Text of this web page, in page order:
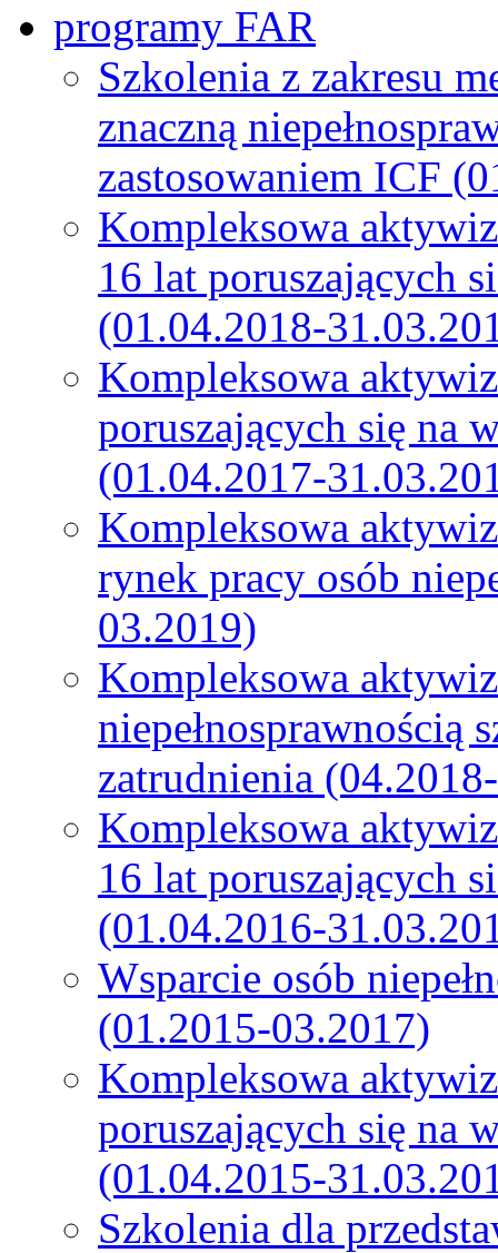
programy FAR
Szkolenia z zakresu
znaczną
zastosowaniem ICF
Kompleksowa
16 lat poruszających
(01.04.2018-
Kompleksowa
poruszających się na
(01.04.2017-
Kompleksowa
rynek pracy osób
03.2019)
Kompleksowa
niepełnosprawnością
zatrudnienia
Kompleksowa
16 lat poruszających
(01.04.2016-
Wsparcie osób
(01.2015-03.2017)
Kompleksowa
poruszających się na
(01.04.2015-
Szkolenia dla